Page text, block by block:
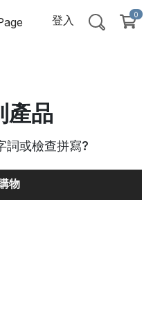
登入 0
產品
詞或檢查拼寫?
物